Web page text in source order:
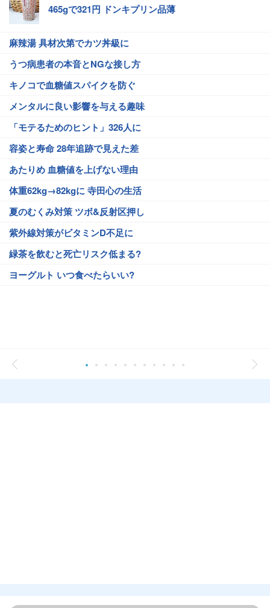
465gで321円 ドンキプリン品薄
麻辣湯 具材次第でカツ丼級に
うつ病患者の本音とNGな接し方
キノコで血糖値スパイクを防ぐ
メンタルに良い影響を与える趣味
「モテるためのヒント」326人に
容姿と寿命 28年追跡で見えた差
あたりめ 血糖値を上げない理由
体重62kg→82kgに 寺田心の生活
夏のむくみ対策 ツボ&反射区押し
紫外線対策がビタミンD不足に
緑茶を飲むと死亡リスク低まる?
ヨーグルト いつ食べたらいい?